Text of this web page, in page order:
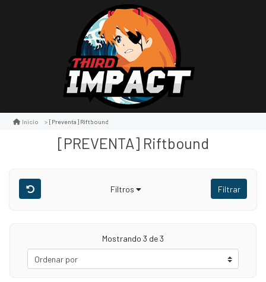
Inicio [preventa] Riftbound
[PREVENTA] Riftbound
Filtros Filtrar
Mostrando 3 de 3